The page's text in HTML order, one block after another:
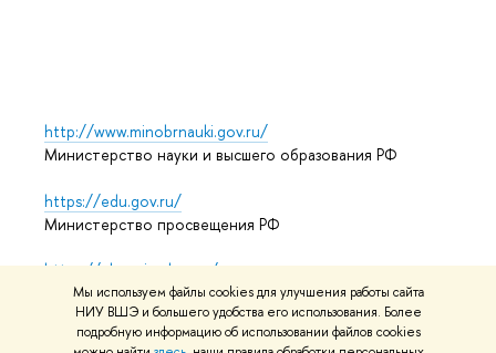
Мы используем файлы cookies для улучшения работы сайта
НИУ ВШЭ и большего удобства его использования. Более
подробную информацию об использовании файлов cookies
http://www.minobrnauki.gov.ru/
Министерство науки и высшего образования РФ
https://edu.gov.ru/
Министерство просвещения РФ
https://elearning.hse.ru/mooc
Массовые открытые онлайн-курсы